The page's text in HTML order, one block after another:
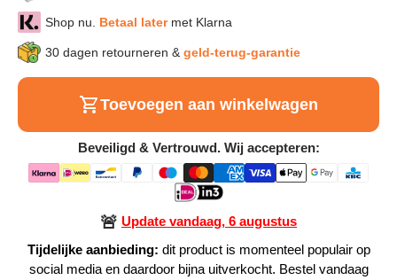
Verlichting & Sfeer
Alle Producten
Alle collecties
Volg je bestelling
Shop nu. Betaal latermet Klarna
30 dagen retourneren & geld-terug-garantie
Toevoegen aan winkelwagen
Beveiligd & Vertrouwd. Wij accepteren:
🚨 Update vandaag, 6 augustus
Tijdelijke aanbieding: dit product is momenteel populair op
social media en daardoor bijna uitverkocht. Bestel vandaag